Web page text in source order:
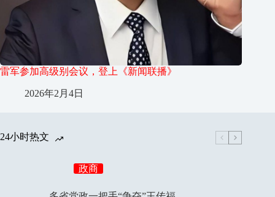
雷军参加高级别会议，登上《新闻联播》
2026年2月4日
24小时热文
政商